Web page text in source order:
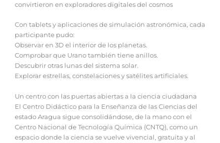
convirtieron en exploradores digitales del cosmos
Con tablets y aplicaciones de simulación astronómica, cada
participante pudo:
Observar en 3D el interior de los planetas.
Comprobar que Urano también tiene anillos.
Descubrir otras lunas del sistema solar.
Explorar estrellas, constelaciones y satélites artificiales.
Un centro con las puertas abiertas a la ciencia ciudadana
El Centro Didáctico para la Enseñanza de las Ciencias del
estado Aragua sigue consolidándose, de la mano con el
Centro Nacional de Tecnología Química (CNTQ), como un
espacio donde la ciencia se vuelve vivencial, gratuita y al